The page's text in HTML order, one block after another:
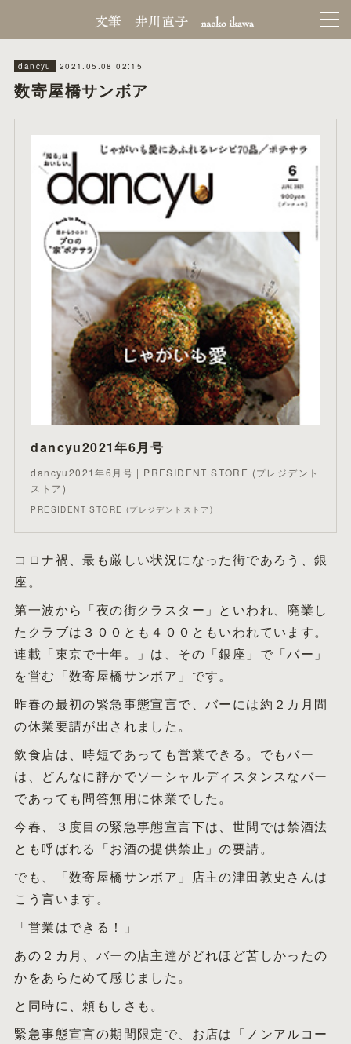
dancyu 2021.05.08 02:15
数寄屋橋サンボア
dancyu2021年6月号
dancyu2021年6月号 | PRESIDENT STORE (プレジデント
ストア)
PRESIDENT STORE (プレジデントストア)
コロナ禍、最も厳しい状況になった街であろう、銀
座。
第一波から「夜の街クラスター」といわれ、廃業し
たクラブは３００とも４００ともいわれています。
連載「東京で十年。」は、その「銀座」で「バー」
を営む「数寄屋橋サンボア」です。
昨春の最初の緊急事態宣言で、バーには約２カ月間
の休業要請が出されました。
飲食店は、時短であっても営業できる。でもバー
は、どんなに静かでソーシャルディスタンスなバー
であっても問答無用に休業でした。
今春、３度目の緊急事態宣言下は、世間では禁酒法
とも呼ばれる「お酒の提供禁止」の要請。
でも、「数寄屋橋サンボア」店主の津田敦史さんは
こう言います。
「営業はできる！」
あの２カ月、バーの店主達がどれほど苦しかったの
かをあらためて感じました。
と同時に、頼もしさも。
緊急事態宣言の期間限定で、お店は「ノンアルコー